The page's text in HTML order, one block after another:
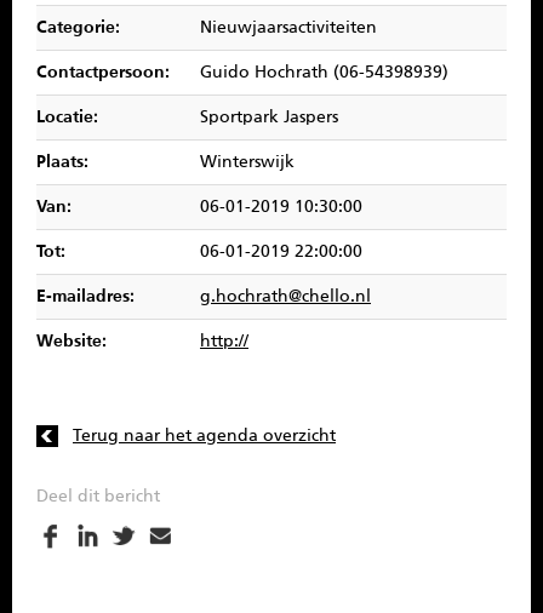
SENIOREN
SPONSOREN
CONTACT
Categorie: Nieuwjaarsactiviteiten
Contactpersoon: Guido Hochrath (06-54398939)
Locatie: Sportpark Jaspers
Plaats: Winterswijk
Van: 06-01-2019 10:30:00
Tot: 06-01-2019 22:00:00
E-mailadres: g.hochrath@chello.nl
Website: http://
Terug naar het agenda overzicht
Deel dit bericht